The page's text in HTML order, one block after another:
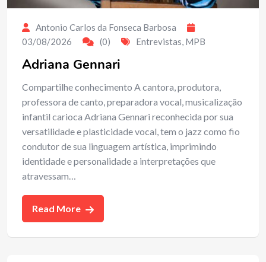
Antonio Carlos da Fonseca Barbosa
03/08/2026
(0) Entrevistas, MPB
Adriana Gennari
Compartilhe conhecimento A cantora, produtora,
professora de canto, preparadora vocal, musicalização
infantil carioca Adriana Gennari reconhecida por sua
versatilidade e plasticidade vocal, tem o jazz como fio
condutor de sua linguagem artística, imprimindo
identidade e personalidade a interpretações que
atravessam…
Read More